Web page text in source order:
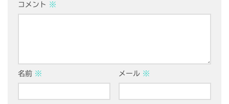
コメント ※
名前 ※ メール ※